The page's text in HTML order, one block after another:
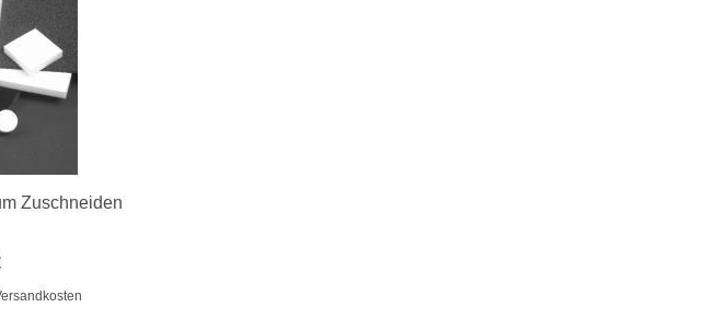
Zuschneiden